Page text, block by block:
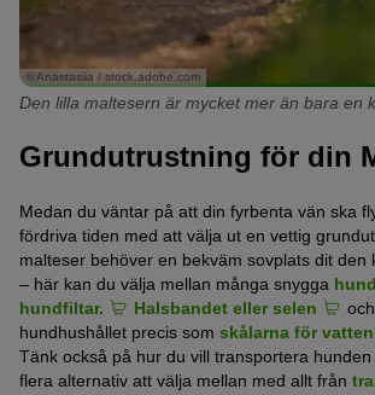
© Anastasiia / stock.adobe.com
Den lilla maltesern är mycket mer än bara en
Grundutrustning för din
Medan du väntar på att din fyrbenta vän ska
fördriva tiden med att välja ut en vettig
malteser behöver en bekväm sovplats dit den
– här kan du välja mellan många snygga
hundfiltar.
Halsbandet eller selen och
hundhushållet precis som skålarna för
Tänk också på hur du vill transportera
flera alternativ att välja mellan med allt från